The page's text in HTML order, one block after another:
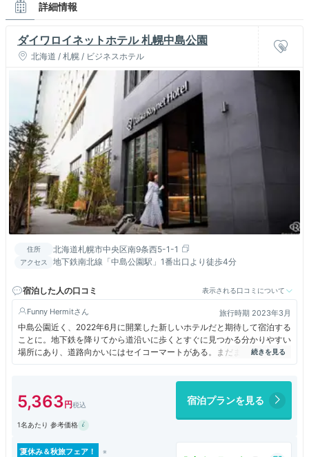
詳細情報
ダイワロイネットホテル 札幌中島公園
北海道 / 札幌 / ビジネスホテル
住所 北海道札幌市中央区南9条西5-1-1
アクセス 地下鉄南北線「中島公園駅」1番出口より徒歩4分
宿泊した人の口コミ 表示される口コミについて
Funny Hermit 旅行時期 2023年3月
中島公園近く、2022年6月に開業した新しいホテルだと期待して宿泊する
ことに。地下鉄を降りてから道沿いに歩くとすぐに見つかる分かりやすい
場所にあり、道路向かいにはセイコーマートがある。まだまだ館内は新し
く本当に綺麗で、部屋のテレビで大浴場の混雑具合やコインランドリーの
部屋は広く、大変清潔で、バス・トイレも別で快適。朝食はメニュー豊富
で洋食・和食ともにおいしい。エレベーターは4基あり、ストレスなく乗
れた。また、大浴場が24時間利用できたのも良かった。
5,363 宿泊プランを見る
1名あたり 参考価格
夏休み＆秋旅フェア！